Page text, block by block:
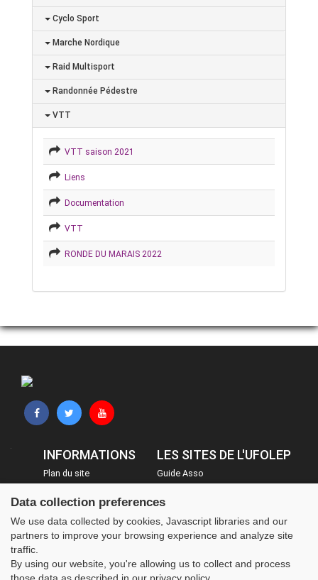
Cyclo Sport
Marche Nordique
Raid Multisport
Randonnée Pédestre
VTT
VTT saison 2021
Liens
Documentation
VTT
RONDE DU MARAIS 2022
INFORMATIONS
Plan du site
Mentions légales
Administration
LES SITES DE L'UFOLEP
Guide Asso
Inscriptions évènements
Data collection preferences
We use data collected by cookies, Javascript libraries and our
partners to improve your browsing experience and analyze site
traffic.
By using our website, you're allowing us to collect and process